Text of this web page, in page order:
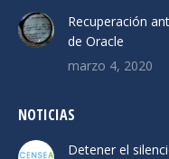
Recuperación
de Oracle
marzo 4, 2020
NOTICIAS
Detener el